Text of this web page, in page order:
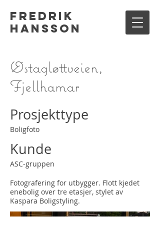
Fredrik
Hansson
Østagløttveien,
Fjellhamar
Prosjekttype
Boligfoto
Kunde
ASC-gruppen
Fotografering for utbygger. Flott kjedet
enebolig over tre etasjer, stylet av
Kaspara Boligstyling.